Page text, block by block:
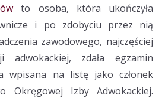
to osoba, która ukończyła
i po zdobyciu przez nią
zawodowego, najczęściej
zdała egzamin
wpisana na listę jako członek
Okręgowej Izby Adwokackiej.